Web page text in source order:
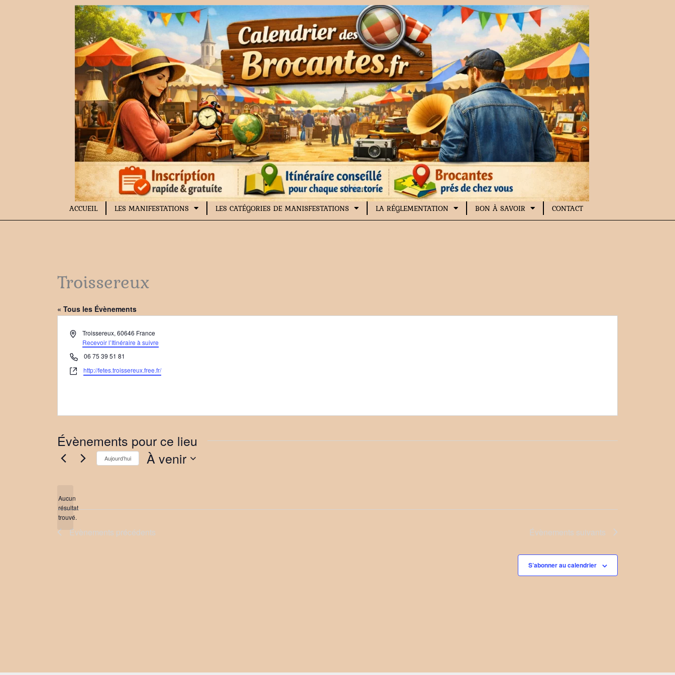
ACCUEIL LES MANIFESTATIONS LES CATÉGORIES DE MANISFESTATIONS LA RÉGLEMENTATION BON À SAVOIR CONTACT
Troissereux
« Tous les Évènements
AdresseTroissereux, 60646 France
Recevoir l’Itinéraire à suivre
Téléphone06 75 39 51 81
Site
http://fetes.troissereux.free.fr/
Évènements pour ce lieu
Notice
Aucun
résultat
trouvé.
Aujourd’hui À venir
Évènements précédents Évènements suivants
S’abonner au calendrier